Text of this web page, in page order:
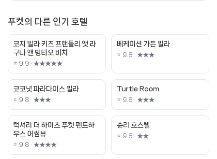
푸켓의 다른 인기 호텔
코지 빌라 키즈 프랜들리 앳 라
구나 앤 방타오 비치
⭐ 9.9 · ★★★★★
베케이션 가든 빌라
⭐ 9.8 · ★★★
코코넛 파라다이스 빌라
⭐ 9.8 · ★★★
Turtle Room
⭐ 9.8 · ★★★
럭셔리 더 하이츠 푸켓 펜트하
우스 어썸뷰
⭐ 9.8 · ★★★★
슌리 호스텔
⭐ 9.8 · ★★